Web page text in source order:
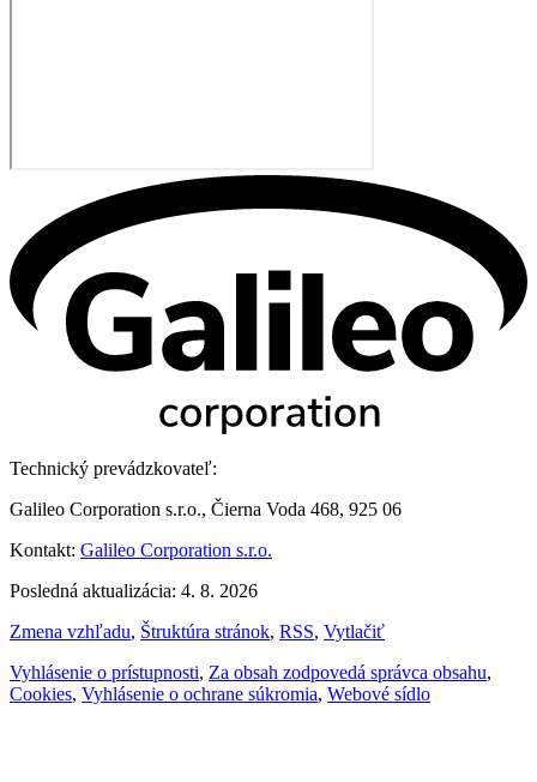
Technický prevádzkovateľ:
Galileo Corporation s.r.o., Čierna Voda 468, 925 06
Kontakt: Galileo Corporation s.r.o.
Posledná aktualizácia: 4. 8. 2026
Zmena vzhľadu, Štruktúra stránok, RSS, Vytlačiť
Vyhlásenie o prístupnosti, Za obsah zodpovedá správca obsahu,
Cookies, Vyhlásenie o ochrane súkromia, Webové sídlo